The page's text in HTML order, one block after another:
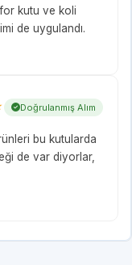
kutu ve koli
de uygulandı.
Doğrulanmış Alım
bu kutularda
de var diyorlar,